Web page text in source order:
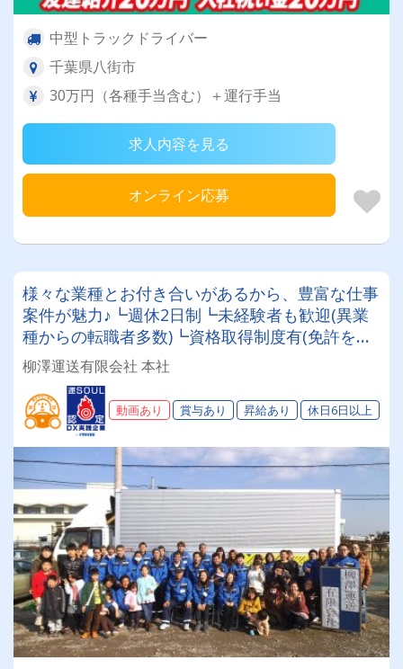
中型トラックドライバー
千葉県八街市
30万円（各種手当含む）＋運行手当
求人内容を見る
オンライン応募
様々な業種とお付き合いがあるから、豊富な仕事
案件が魅力♪┗週休2日制┗未経験者も歓迎(異業
種からの転職者多数)┗資格取得制度有(免許をお
持ちでない方もOK)お客様・社員・地域の人に,末
長く愛される企業を目指しています。
柳澤運送有限会社 本社
動画あり 賞与あり 昇給あり 休日6日以上